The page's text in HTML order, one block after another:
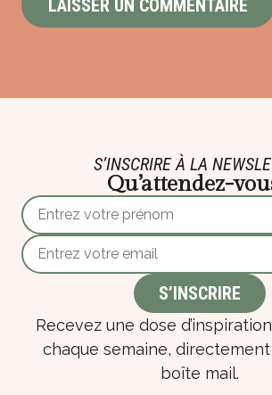
S’INSCRIRE À LA
Qu’attendez-
Recevez une dose
chaque semaine,
boîte mail.